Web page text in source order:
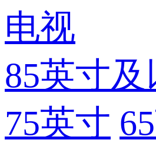
电视
85英寸及
75英寸